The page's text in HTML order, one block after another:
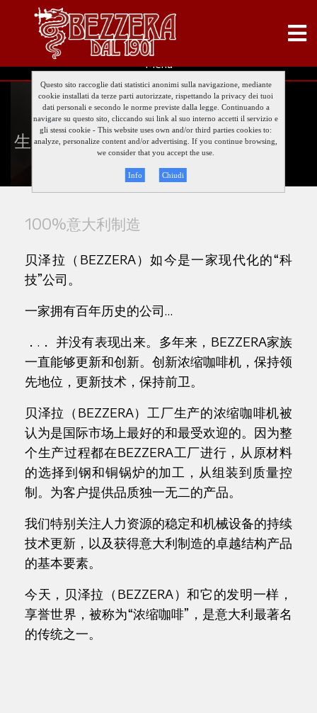
Questo sito raccoglie dati statistici anonimi sulla navigazione, mediante
cookie installati da terze parti autorizzate, rispettando la privacy dei tuoi
dati personali e secondo le norme previste dalla legge. Continuando a
navigare su questo sito, cliccando sui link al suo interno accetti il servizio e
gli stessi cookie - This website uses own and/or third parties cookies to:
analyze, personalize content and/or advertising. If you continue browsing,
we consider that you accept the use.
Info Chiudi
Menu
生产
100%意大利制造
贝泽拉（BEZZERA）如今是一家现代化的“科
技”公司。
一家拥有百年历史的公司…
．.． 并没有表现出来。多年来，BEZZERA家族
一直能够更新和创新。创新浓缩咖啡机，保持领
先地位，更新技术，保持前卫。
贝泽拉（BEZZERA）工厂生产的浓缩咖啡机被
认为是国际市场上最好的和最受欢迎的。因为整
个生产过程都在BEZZERA工厂进行，从原材料
的选择到钢和铜锅炉的加工，从组装到质量控
制。为客户提供品质独一无二的产品。
我们特别关注人力资源的稳定和机械设备的持续
技术更新，以及获得意大利制造的卓越结构产品
的基本要素。
今天，贝泽拉（BEZZERA）和它的发明一样，
享誉世界，被称为“浓缩咖啡”，是意大利最著名
的传统之一。